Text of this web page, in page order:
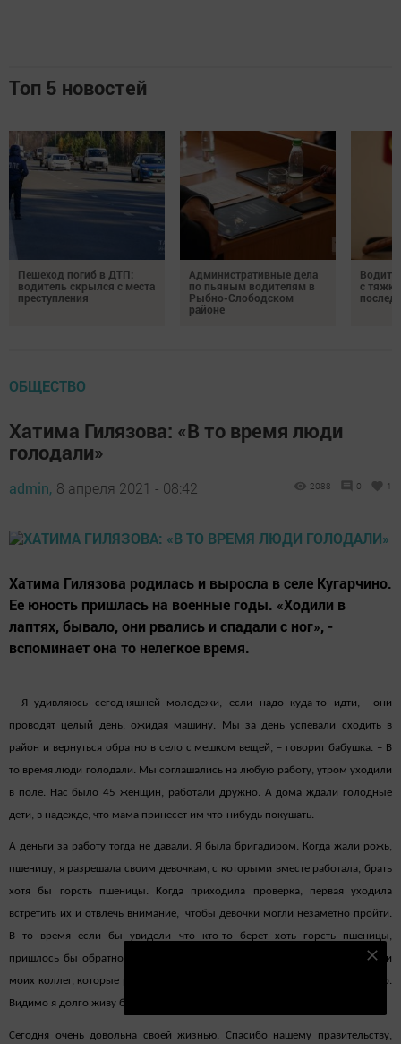
Топ 5 новостей
Пешеход погиб в ДТП:
водитель скрылся с места
преступления
Административные дела
по пьяным водителям в
Рыбно-Слободском
районе
с
ОБЩЕСТВО
Хатима Гилязова: «В то время люди
голодали»
admin, 8 апреля 2021 - 08:42 2088 0 1
Хатима Гилязова родилась и выросла в селе Кугарчино.
Ее юность пришлась на военные годы. «Ходили в
лаптях, бывало, они рвались и спадали с ног», -
вспоминает она то нелегкое время.
– Я удивляюсь сегодняшней молодежи, если надо куда-то идти, они
проводят целый день, ожидая машину. Мы за день успевали сходить в
район и вернуться обратно в село с мешком вещей, – говорит бабушка. – В
то время люди голодали. Мы соглашались на любую работу, утром уходили
в поле. Нас было 45 женщин, работали дружно. А дома ждали голодные
дети, в надежде, что мама принесет им что-нибудь покушать.
А деньги за работу тогда не давали. Я была бригадиром. Когда жали рожь,
пшеницу, я разрешала своим девочкам, с которыми вместе работала, брать
хотя бы горсть пшеницы. Когда приходила проверка, первая уходила
встретить их и отвлечь внимание, чтобы девочки могли незаметно пройти.
В то время если бы увидели что кто-то берет хоть горсть пшеницы,
пришлось бы обратно вернуть. Вот так мы жили, но не жаловались. Дети
моих коллег, которые работали со мной, по сей день говорят мне спасибо.
Видимо я долго живу благодаря их молитвам.
Сегодня очень довольна своей жизнью. Спасибо нашему правительству,